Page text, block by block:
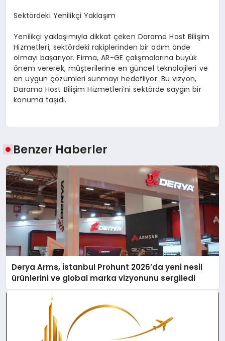
Sektördeki Yenilikçi Yaklaşım
Yenilikçi yaklaşımıyla dikkat çeken Darama Host Bilişim
Hizmetleri, sektördeki rakiplerinden bir adım önde
olmayı başarıyor. Firma, AR-GE çalışmalarına büyük
önem vererek, müşterilerine en güncel teknolojileri ve
en uygun çözümleri sunmayı hedefliyor. Bu vizyon,
Darama Host Bilişim Hizmetleri’ni sektörde saygın bir
konuma taşıdı.
Benzer Haberler
Derya Arms, İstanbul Prohunt 2026’da yeni nesil
ürünlerini ve global marka vizyonunu sergiledi